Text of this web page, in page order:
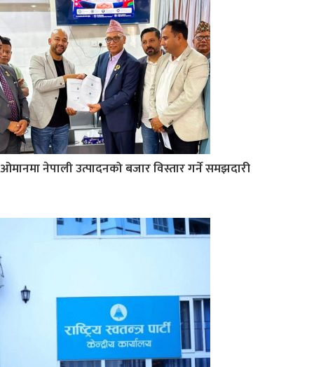
ओमानमा नेपाली उत्पादनको बजार विस्तार गर्ने समझदारी